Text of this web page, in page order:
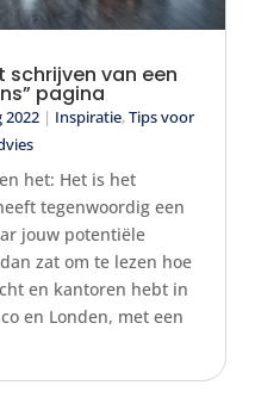
schrijven van een
pagina
2022| Inspiratie,Tips voor
het: Het is het
tegenwoordig een
jouw potentiële
zat om te lezen hoe
en kantoren hebt in
en Londen, met een